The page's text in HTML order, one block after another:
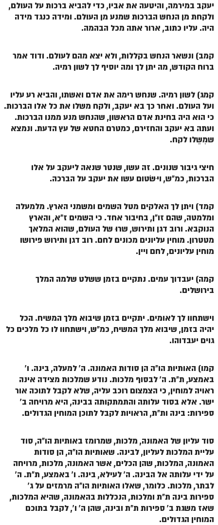
זוהר פנחס למתחילים
זוהר פנחס למתקדמים
זוהר עקב מתחילים
זוהר הקדוש עקב למתקדמים
זוהר כי תצא מתחילים
זוהר וילך השקפה
שידור חי
אודות האתר
אודות אתר הזוהר היומי
אודות בית מדרש הסולם
גדולי ישראל על הזוהר
אפליקציית ספר הזוהר הקדוש
הקדשות על דיסקים
לאתר הבית
לבלוג הרב
לאתר ספר הרב
לדף היומי בתע"ס
יעקב במירמה, והיטעה את אביו, כדי להביא ברכות על העולם,
ולקחת מן הנחש הברכות שמנע מן העולם. ומידה כנגד מידה
היה. עליו כתוב, ארור אתה מכל הבהמה.
קמב) ונשאר הנחש בקללות, ולא יצא מהם לעולם. ודוד אמר
ברוח הקודש, מה יתן לך ומה יוסיף לך לשון רמיה.
קמג) לשון רמיה. שנחש רימה את אדם ואשתו, והביא רע עליו
ועל העולם. ואחר כך בא יעקב, ולקח משלו את כל אלו הברכות.
כי הוא היה בחינת אדם הראשון, שהנחש מנע ממנו הברכות.
ועתה בא יעקב והחזירם, כמטרם החטא של עץ הדעת. ונמצא
שמִשֵלו לקח.
חיצי גיבור שנונים. זה עשו, שנטר שנאה ליעקב על אלו
הברכות, כמ"ש, ויִשׂטום עשו את יעקב על הברכה.
קמד) ויתן לך האלקים מטל השמים ומשמני הארץ. מלמעלה
ומלמטה, שהם זו"ן, בחיבור אחד. כי השמים ז"א, והארץ
הנוקבא. ורוב דגן ותירוש, שרוּ של העולם, שהוא המלאך
מטטרון. מוחין עליונים מכונים לחם. רוב דגן ותירוש פירושו
מוחין עליונים, לחם ויין.
קמה) יעבדוך עמים. נתקיים בזמן ששלט שלמה המלך
בירושלים.
וישתחוו לך לאומים. יתקיים בזמן שיבוא מלך המשיח. הכל
יהיה בזמן, שיבוא מלך המשיח, כמ"ש, וישתחוו לו כל מלכים כל
גוים יעבדוהו.
קמו) האותיות הו"ה הן סודות האמונה. ה' למעלה, בינה. ו'
באמצע, ת"ת. ה' לבסוף מלכות. נודע שמלכות מצידה אינה
ראויה למוחין, כי הצמצום רוכב עליה, שלא לקבל לתוכה אור
ישר. אלא בסוד עלותה והתמתקותה בבינה, היא מרויחה ב'
ספירות: בינה ות"ת, הראויות לקבל לתוכן המוחין הגדולים.
סוד עליון של האמונה, מלכות, שמרומז באותיות הו"ה, סוד
עליית המלכות לעליון, לבינה. שאותיות הו"ה, הן סודות
האמונה, המלכות, שהן הכלים, אשר האמונה, מלכות, מרויחה
על ידי עלותה אל הבינה. ה' לעילא, בינה. ו' באמצע, ת"ת. ה'
לבתר, מלכות. כלומר, שאלו האותיות הו"ה מרמזים על ג'
ספירות בינה ת"ת ומלכות, הנכללות בהאמונה, שהיא המלכות,
שאז משגת ב' ספירות ת"ת ובינה, שהן ה' ו', לקבל בתוכם
המוחין הגדולים.